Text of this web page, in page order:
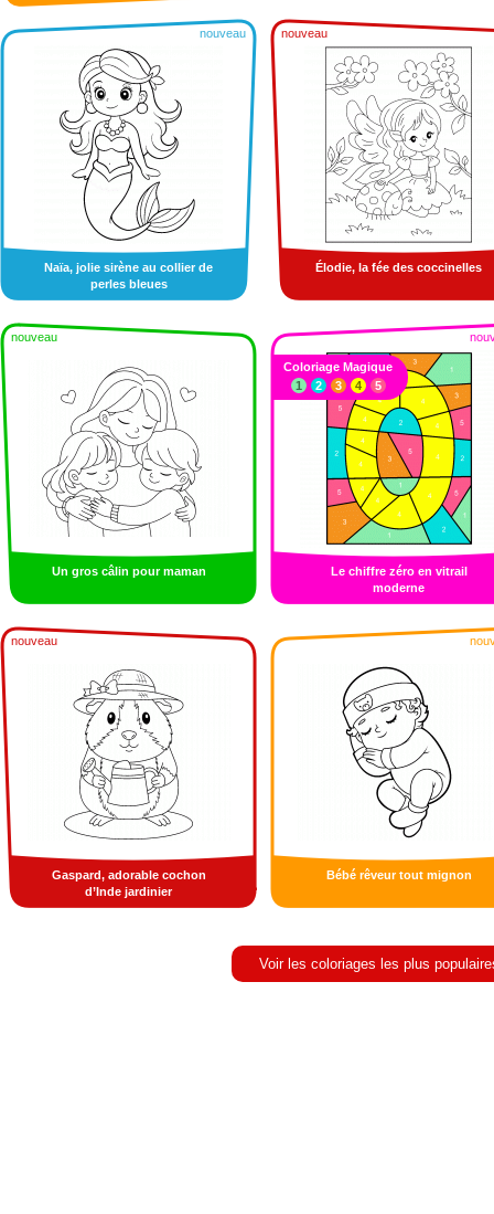
nouveau
Naïa, jolie sirène au collier de
perles bleues
nouveau
Élodie, la fée des coccinelles
nouveau
Un gros câlin pour maman
Le chiffre zéro en vitrail
moderne
Coloriage Magique
1
2 3 4 5
nouveau
Gaspard, adorable cochon
d’Inde jardinier
Bébé rêveur tout mignon
Voir les coloriages les plus